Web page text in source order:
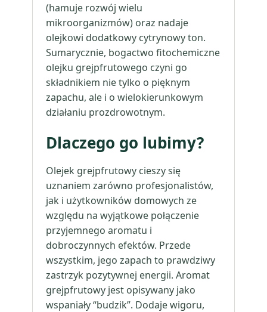
(hamuje rozwój wielu
mikroorganizmów) oraz nadaje
olejkowi dodatkowy cytrynowy ton.
Sumarycznie, bogactwo fitochemiczne
olejku grejpfrutowego czyni go
składnikiem nie tylko o pięknym
zapachu, ale i o wielokierunkowym
działaniu prozdrowotnym.
Dlaczego go lubimy?
Olejek grejpfrutowy cieszy się
uznaniem zarówno profesjonalistów,
jak i użytkowników domowych ze
względu na wyjątkowe połączenie
przyjemnego aromatu i
dobroczynnych efektów. Przede
wszystkim, jego zapach to prawdziwy
zastrzyk pozytywnej energii. Aromat
grejpfrutowy jest opisywany jako
wspaniały “budzik”. Dodaje wigoru,